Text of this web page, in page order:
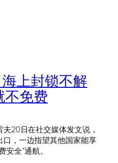
上封锁不解
不免费
20日在社交媒体发文说，
，一边指望其他国家能享
全”通航。